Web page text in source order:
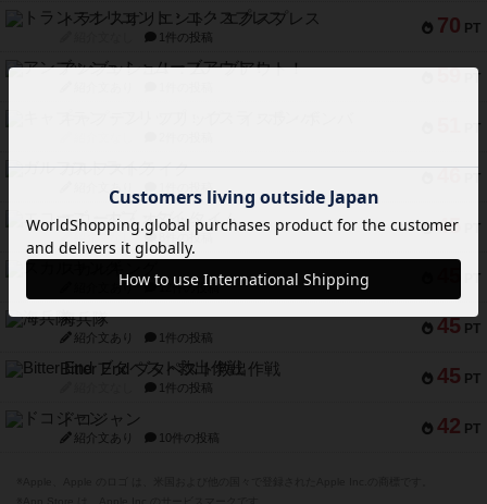
70 PT
トランスオリエント・エクスプレス
1件の投稿
59 PT
アンブッシュ！：ムーブアウト！
PT
46 PT
ガルフストライク
45 PT
エコーズ・オブ・タイム
紹介文なし 8件の投稿
PT
紹介文あり 12件の投稿
45 PT
海兵隊
紹介文あり 1件の投稿
45 PT
Bitter End ブタペスト救出作戦
1件の投稿
42 PT
ドコジャン
紹介文あり 10件の投稿